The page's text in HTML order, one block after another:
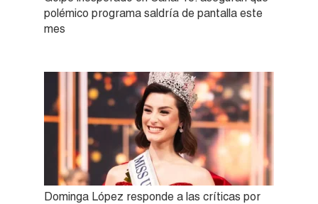
polémico programa saldría de pantalla este
mes
Dominga López responde a las críticas por